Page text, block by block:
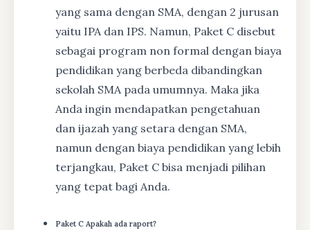
yang sama dengan SMA, dengan 2 jurusan
yaitu IPA dan IPS. Namun, Paket C disebut
sebagai program non formal dengan biaya
pendidikan yang berbeda dibandingkan
sekolah SMA pada umumnya. Maka jika
Anda ingin mendapatkan pengetahuan
dan ijazah yang setara dengan SMA,
namun dengan biaya pendidikan yang lebih
terjangkau, Paket C bisa menjadi pilihan
yang tepat bagi Anda.
Paket C Apakah ada raport?